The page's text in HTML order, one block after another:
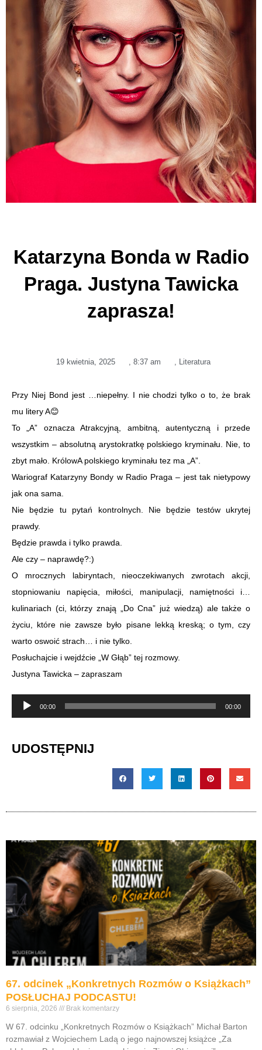
Katarzyna Bonda w Radio
Praga. Justyna Tawicka
zaprasza!
19 kwietnia, 2025 , 8:37 am , Literatura
Przy Niej Bond jest …niepełny. I nie chodzi tylko o to, że brak
mu litery A😊
To „A” oznacza Atrakcyjną, ambitną, autentyczną i przede
wszystkim – absolutną arystokratkę polskiego kryminału. Nie, to
zbyt mało. KrólowA polskiego kryminału tez ma „A”.
Wariograf Katarzyny Bondy w Radio Praga – jest tak nietypowy
jak ona sama.
Nie będzie tu pytań kontrolnych. Nie będzie testów ukrytej
prawdy.
Będzie prawda i tylko prawda.
Ale czy – naprawdę?:)
O mrocznych labiryntach, nieoczekiwanych zwrotach akcji,
stopniowaniu napięcia, miłości, manipulacji, namiętności i…
kulinariach (ci, którzy znają „Do Cna” już wiedzą) ale także o
życiu, które nie zawsze było pisane lekką kreską; o tym, czy
warto oswoić strach… i nie tylko.
Posłuchajcie i wejdźcie „W Głąb” tej rozmowy.
Justyna Tawicka – zapraszam
Odtwarzacz
plików
00:00 00:00
UDOSTĘPNIJ
67. odcinek „Konkretnych Rozmów o Książkach”
POSŁUCHAJ PODCASTU!
6 sierpnia, 2026 Brak komentarzy
W 67. odcinku „Konkretnych Rozmów o Książkach” Michał Barton
rozmawiał z Wojciechem Ladą o jego najnowszej książce „Za